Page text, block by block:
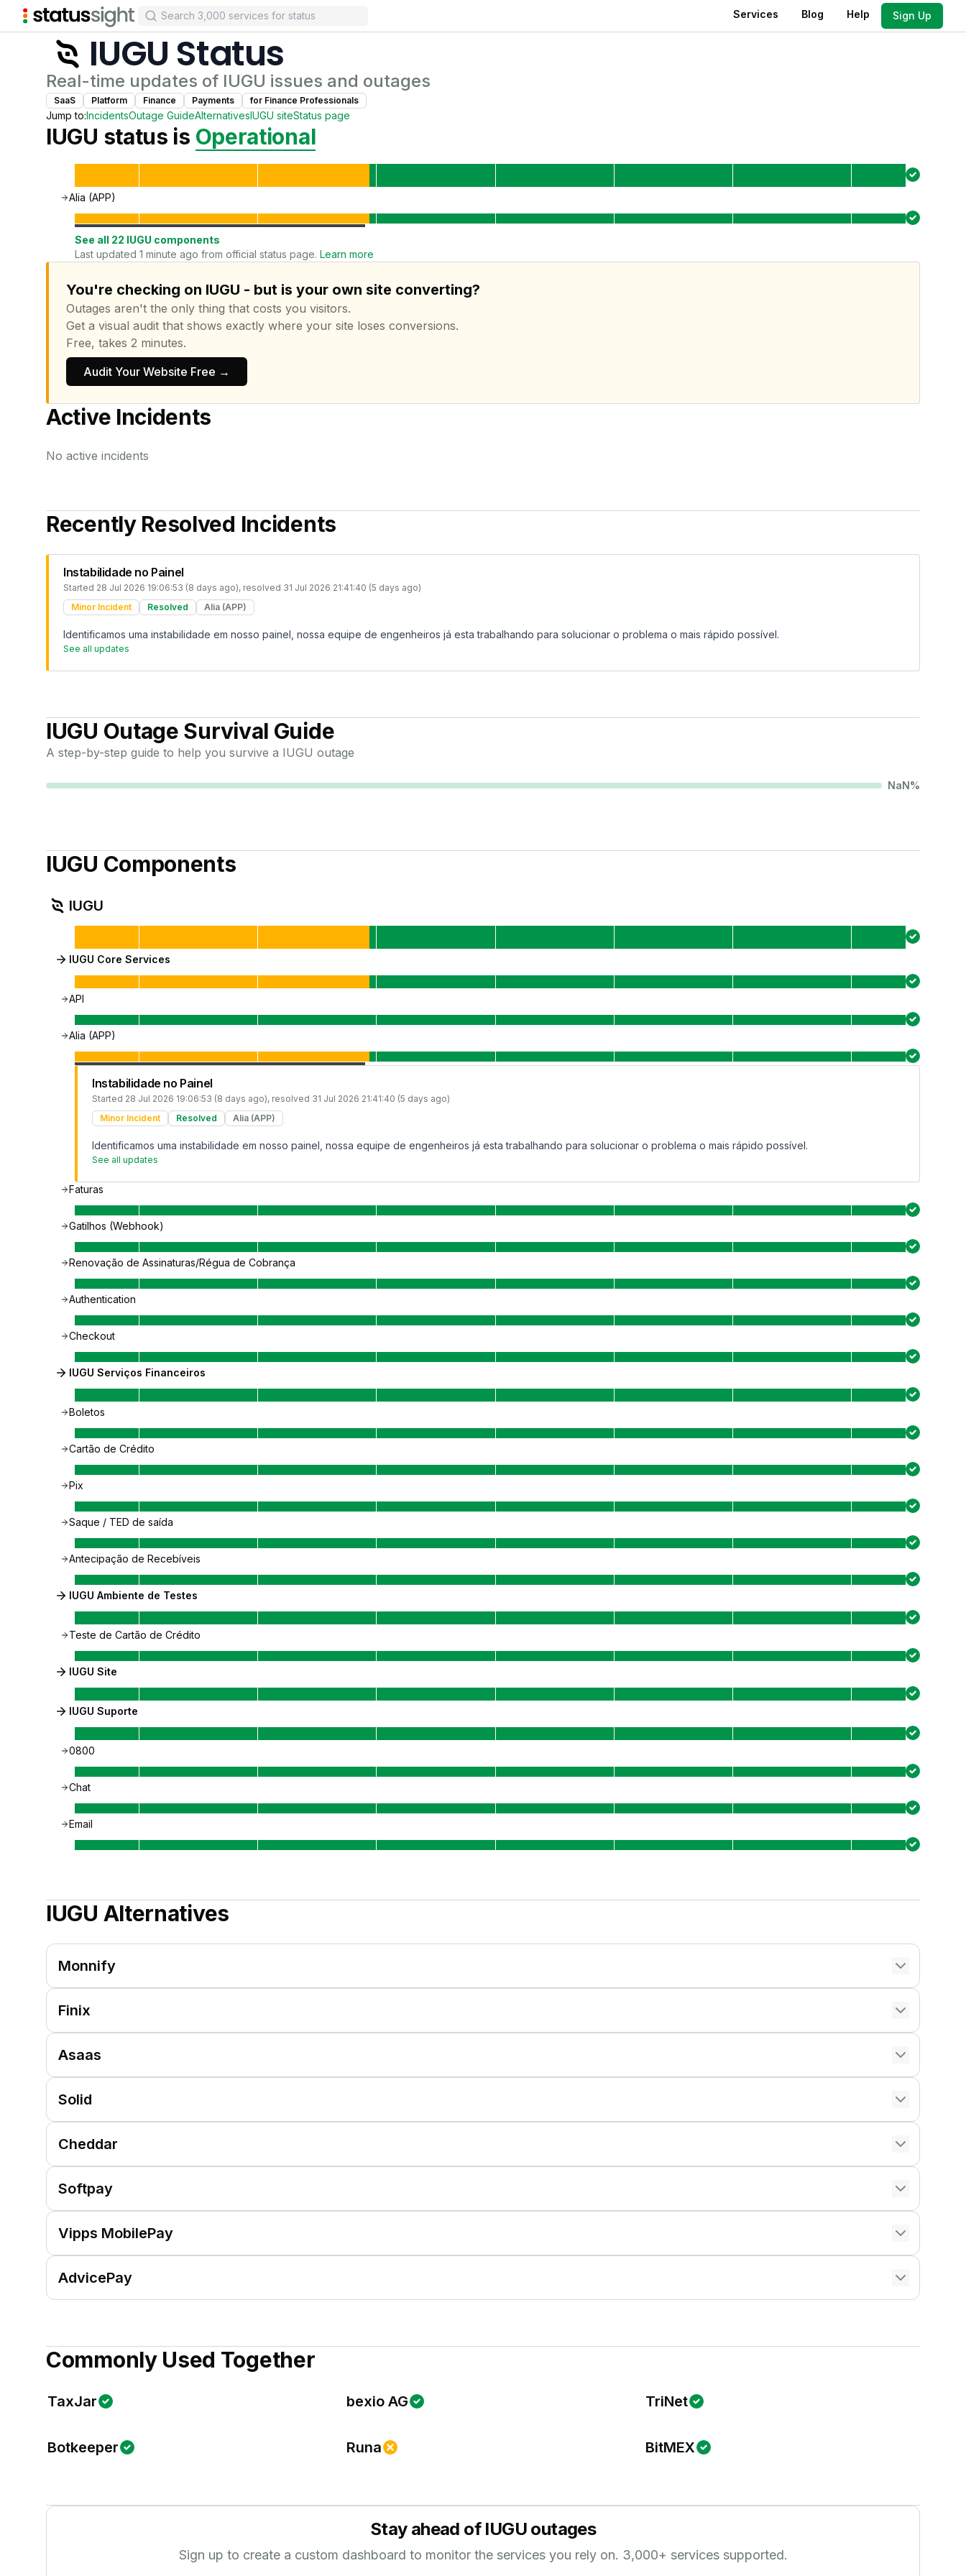
Services Blog Help Sign Up
IUGU Status
Real-time updates of IUGU issues and outages
SaaS Platform Finance Payments for Finance Professionals
Jump to:IncidentsOutage GuideAlternativesIUGU siteStatus page
IUGU status is Operational
Alia (APP)
See all 22 IUGU components
Last updated 1 minute ago from official status page. Learn more
You're checking on IUGU - but is your own site converting?
Outages aren't the only thing that costs you visitors.
Get a visual audit that shows exactly where your site loses conversions.
Free, takes 2 minutes.
Audit Your Website Free →
Active Incidents
No active incidents
Recently Resolved Incidents
Instabilidade no Painel
Started 28 Jul 2026 19:06:53 (8 days ago), resolved 31 Jul 2026 21:41:40 (5 days ago)
Minor Incident
Resolved Alia (APP)
Identificamos uma instabilidade em nosso painel, nossa equipe de engenheiros já esta trabalhando para solucionar o problema o mais rápido possível.
See all updates
IUGU Outage Survival Guide
A step-by-step guide to help you survive a IUGU outage
NaN%
IUGU Components
IUGU
IUGU Core Services
API
Alia (APP)
Instabilidade no Painel
Started 28 Jul 2026 19:06:53 (8 days ago), resolved 31 Jul 2026 21:41:40 (5 days ago)
Minor Incident
Resolved Alia (APP)
Identificamos uma instabilidade em nosso painel, nossa equipe de engenheiros já esta trabalhando para solucionar o problema o mais rápido possível.
See all updates
Faturas
Gatilhos (Webhook)
Renovação de Assinaturas/Régua de Cobrança
Authentication
Checkout
IUGU Serviços Financeiros
Boletos
Cartão de Crédito
Pix
Saque / TED de saída
Antecipação de Recebíveis
IUGU Ambiente de Testes
Teste de Cartão de Crédito
IUGU Site
IUGU Suporte
0800
Chat
Email
IUGU Alternatives
Monnify
Finix
Asaas
Solid
Cheddar
Softpay
Vipps MobilePay
AdvicePay
Commonly Used Together
TaxJar bexio AG TriNet
Botkeeper Runa BitMEX
Stay ahead of IUGU outages
Sign up to create a custom dashboard to monitor the services you rely on. 3,000+ services supported.